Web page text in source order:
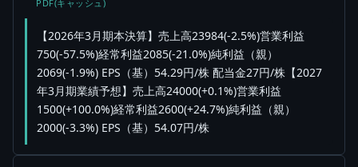
PDF(キャッシュ)
【2026年3月期本決算】売上高23984(-2.5%)営業利益
750(-57.5%)経常利益2085(-21.0%)純利益（親）
2069(-1.9%) EPS（基）54.29円/株 配当金27円/株【2027
年3月期業績予想】売上高24000(+0.1%)営業利益
1500(+100.0%)経常利益2600(+24.7%)純利益（親）
2000(-3.3%) EPS（基）54.07円/株